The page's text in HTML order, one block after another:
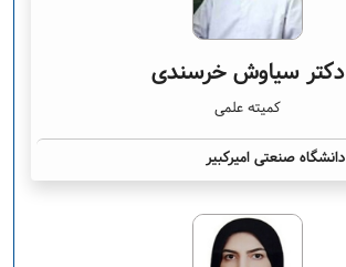
دکتر سیاوش خرسندی
کمیته علمی
دانشگاه صنعتی امیرکبیر